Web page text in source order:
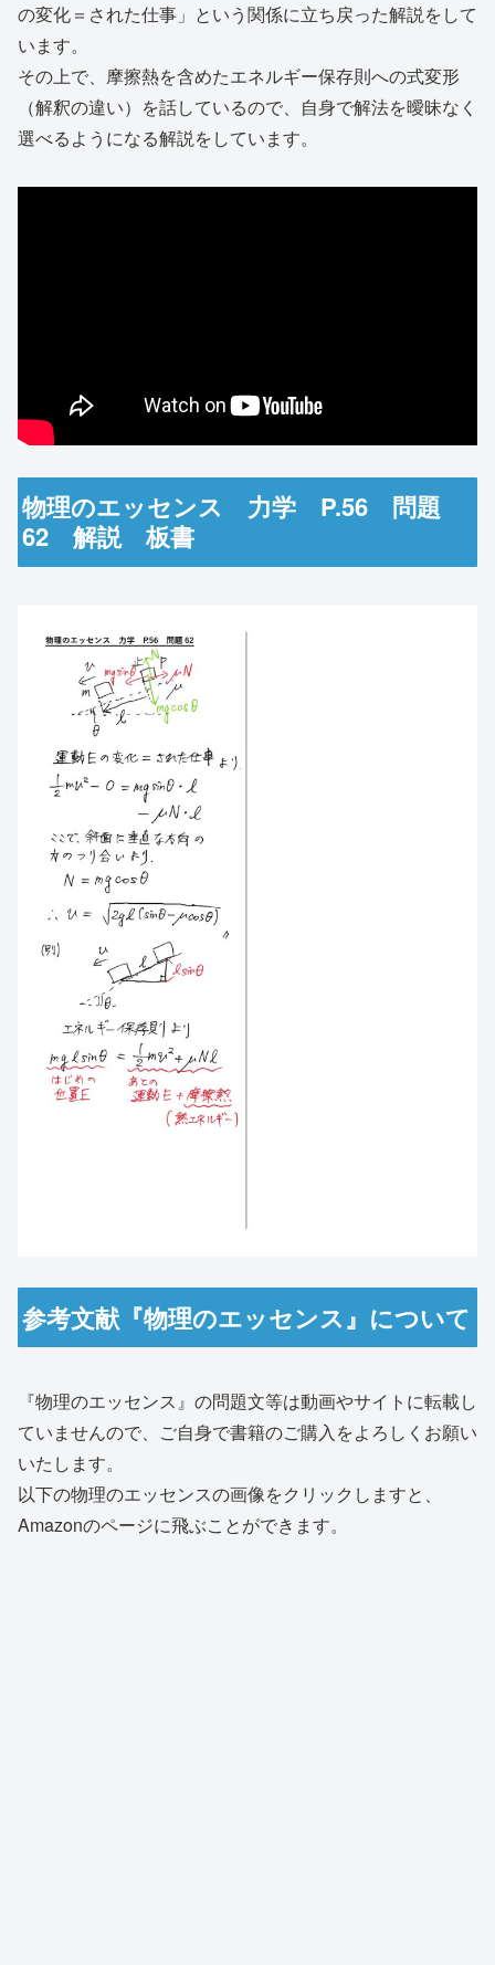
の変化＝された仕事」という関係に立ち戻った解説をして
います。
その上で、摩擦熱を含めたエネルギー保存則への式変形
（解釈の違い）を話しているので、自身で解法を曖昧なく
選べるようになる解説をしています。
物理のエッセンス 力学 P.56 問題
62 解説 板書
参考文献『物理のエッセンス』について
『物理のエッセンス』の問題文等は動画やサイトに転載し
ていませんので、ご自身で書籍のご購入をよろしくお願い
いたします。
以下の物理のエッセンスの画像をクリックしますと、
Amazonのページに飛ぶことができます。